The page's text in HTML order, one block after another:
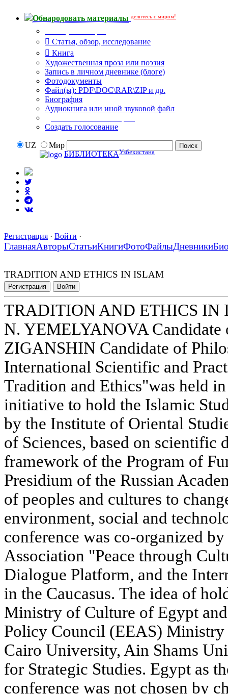
Обнародовать материалы делитесь с миром!
Статья, обзор, исследование
Книга
Художественная проза или поэзия
Запись в личном дневнике (блоге)
Фотодокументы
Файл(ы): PDF\DOC\RAR\ZIP и др.
Биография
Аудиокнига или иной звуковой файл
Создать голосование
UZ
Мир
БИБЛИОТЕКАУзбекистана
Регистрация · Войти ·
ГлавнаяАвторыСтатьиКнигиФотоФайлыДневники
TRADITION AND ETHICS IN ISLAM
Регистрация Войти
TRADITION AND ETHICS IN
N. YEMELYANOVA Candidate
ZIGANSHIN Candidate of
International Scientific and
Tradition and Ethics"was held
initiative to hold the Islamic
by the Institute of Oriental
of Sciences, based on scientific
framework of the Program of
Presidium of the Russian
of peoples and cultures to
environment, social and
conference was co-organized
Association "Peace through
Dialogue Platform, and the
in the Caucasus. The idea of
Ministry of Culture of Egypt
Policy Council (EEAS)
Cairo University, Ain Shams
for Strategic Studies. Egypt as
conference was not chosen by